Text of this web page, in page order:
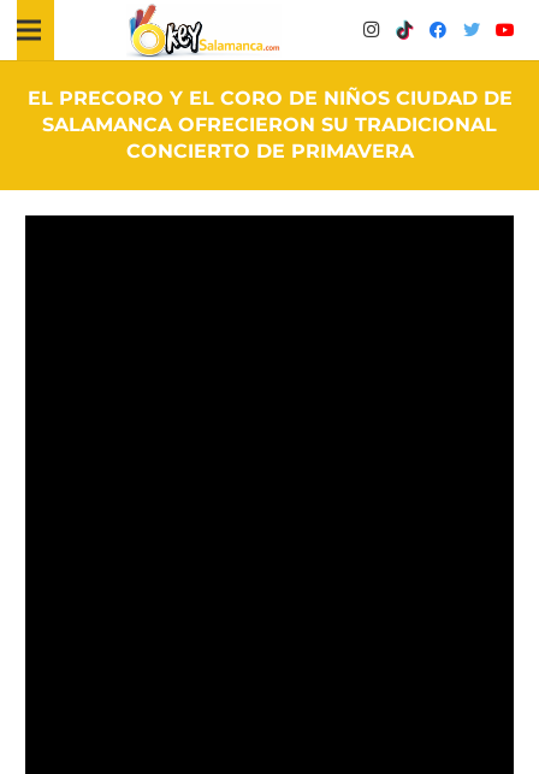
EL PRECORO Y EL CORO DE NIÑOS CIUDAD DE
SALAMANCA OFRECIERON SU TRADICIONAL
CONCIERTO DE PRIMAVERA